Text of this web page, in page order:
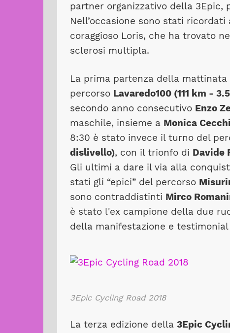
partner organizzativo della 3Epic,
Nell’occasione sono stati ricordati
coraggioso Loris, che ha trovato
sclerosi multipla.
La prima partenza della
percorso Lavaredo100 (111 km -
secondo anno consecutivo Enzo
maschile, insieme a Monica Cecchi
8:30 è stato invece il turno del
dislivello), con il trionfo di Davide
Gli ultimi a dare il via alla
stati gli “epici” del percorso
sono contraddistinti Mirco
è stato l'ex campione della due
della manifestazione e testimonial
3Epic Cycling Road 2018
La terza edizione della 3Epic